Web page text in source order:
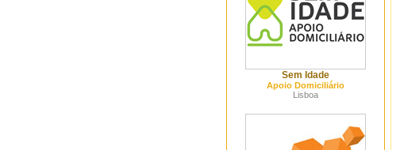
Sem Idade
Apoio Domiciliário
Lisboa